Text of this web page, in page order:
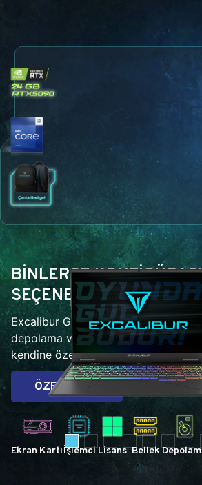
BİNLERCE
SEÇENEĞİ
Excalibur G920 ile ekran kartı,
depolama ve hatta ekran
kendine özel bir performans
ÖZELLEŞTİR
Ekran Kartıİşlemci Lisans Bellek